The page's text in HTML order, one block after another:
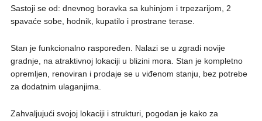
Sastoji se od: dnevnog boravka sa kuhinjom i trpezarijom, 2
spavaće sobe, hodnik, kupatilo i prostrane terase.
Stan je funkcionalno raspoređen. Nalazi se u zgradi novije
gradnje, na atraktivnoj lokaciji u blizini mora. Stan je kompletno
opremljen, renoviran i prodaje se u viđenom stanju, bez potrebe
za dodatnim ulaganjima.
Zahvaljujući svojoj lokaciji i strukturi, pogodan je kako za